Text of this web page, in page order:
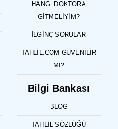
HANGI DOKTORA
GITMELIYIM?
İLGINÇ SORULAR
TAHLIL.COM GÜVENILIR
MI?
Bilgi Bankası
BLOG
TAHLIL SÖZLÜĞÜ